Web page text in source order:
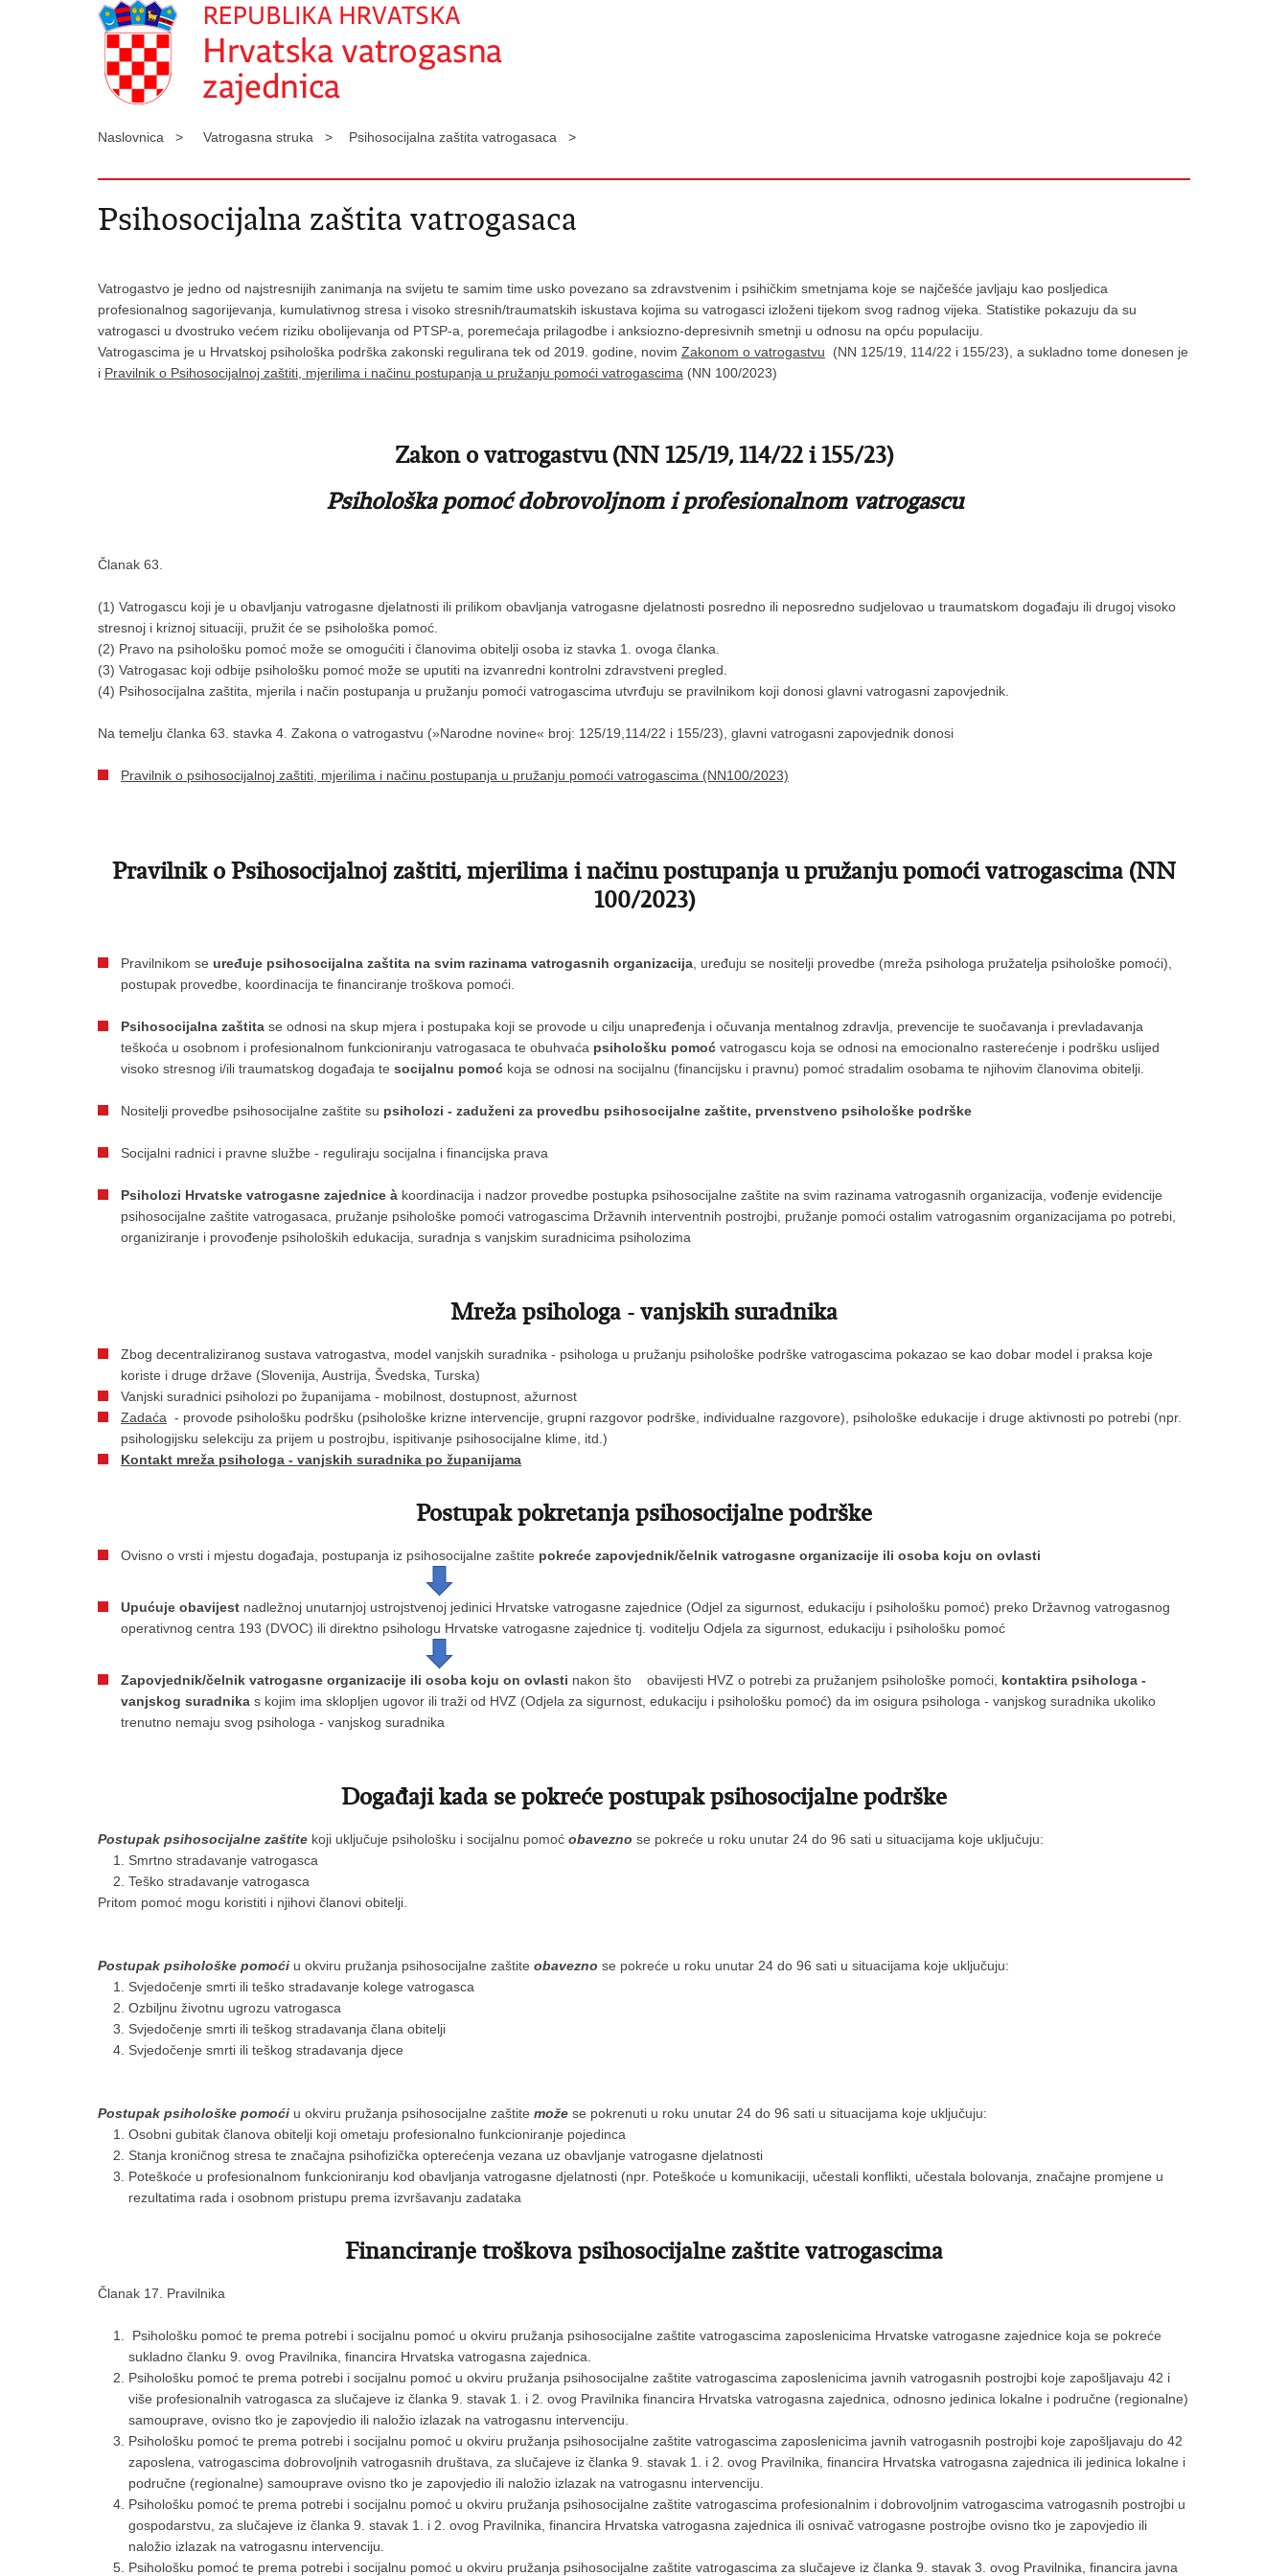
Naslovnica > Vatrogasna struka > Psihosocijalna zaštita vatrogasaca >
Psihosocijalna zaštita vatrogasaca
Vatrogastvo je jedno od najstresnijih zanimanja na svijetu te samim time usko povezano sa zdravstvenim i psihičkim smetnjama koje se najčešće javljaju kao posljedica
profesionalnog sagorijevanja, kumulativnog stresa i visoko stresnih/traumatskih iskustava kojima su vatrogasci izloženi tijekom svog radnog vijeka. Statistike pokazuju da su
vatrogasci u dvostruko većem riziku obolijevanja od PTSP-a, poremećaja prilagodbe i anksiozno-depresivnih smetnji u odnosu na opću populaciju.
Vatrogascima je u Hrvatskoj psihološka podrška zakonski regulirana tek od 2019. godine, novim Zakonom o vatrogastvu (NN 125/19, 114/22 i 155/23), a sukladno tome donesen je
i Pravilnik o Psihosocijalnoj zaštiti, mjerilima i načinu postupanja u pružanju pomoći vatrogascima (NN 100/2023)
Zakon o vatrogastvu (NN 125/19, 114/22 i 155/23)
Psihološka pomoć dobrovoljnom i profesionalnom vatrogascu
Članak 63.
(1) Vatrogascu koji je u obavljanju vatrogasne djelatnosti ili prilikom obavljanja vatrogasne djelatnosti posredno ili neposredno sudjelovao u traumatskom događaju ili drugoj visoko
stresnoj i kriznoj situaciji, pružit će se psihološka pomoć.
(2) Pravo na psihološku pomoć može se omogućiti i članovima obitelji osoba iz stavka 1. ovoga članka.
(3) Vatrogasac koji odbije psihološku pomoć može se uputiti na izvanredni kontrolni zdravstveni pregled.
(4) Psihosocijalna zaštita, mjerila i način postupanja u pružanju pomoći vatrogascima utvrđuju se pravilnikom koji donosi glavni vatrogasni zapovjednik.
Na temelju članka 63. stavka 4. Zakona o vatrogastvu (»Narodne novine« broj: 125/19,114/22 i 155/23), glavni vatrogasni zapovjednik donosi
Pravilnik o psihosocijalnoj zaštiti, mjerilima i načinu postupanja u pružanju pomoći vatrogascima (NN100/2023)
Pravilnik o Psihosocijalnoj zaštiti, mjerilima i načinu postupanja u pružanju pomoći vatrogascima (NN
100/2023)
Pravilnikom se uređuje psihosocijalna zaštita na svim razinama vatrogasnih organizacija , uređuju se nositelji provedbe (mreža psihologa pružatelja psihološke pomoći),
postupak provedbe, koordinacija te financiranje troškova pomoći.
Psihosocijalna zaštita se odnosi na skup mjera i postupaka koji se provode u cilju unapređenja i očuvanja mentalnog zdravlja, prevencije te suočavanja i prevladavanja
teškoća u osobnom i profesionalnom funkcioniranju vatrogasaca te obuhvaća psihološku pomoć vatrogascu koja se odnosi na emocionalno rasterećenje i podršku uslijed
visoko stresnog i/ili traumatskog događaja te socijalnu pomoć koja se odnosi na socijalnu (financijsku i pravnu) pomoć stradalim osobama te njihovim članovima obitelji.
Nositelji provedbe psihosocijalne zaštite su psiholozi - zaduženi za provedbu psihosocijalne zaštite, prvenstveno psihološke podrške
Socijalni radnici i pravne službe - reguliraju socijalna i financijska prava
Psiholozi Hrvatske vatrogasne zajednice à koordinacija i nadzor provedbe postupka psihosocijalne zaštite na svim razinama vatrogasnih organizacija, vođenje evidencije
psihosocijalne zaštite vatrogasaca, pružanje psihološke pomoći vatrogascima Državnih interventnih postrojbi, pružanje pomoći ostalim vatrogasnim organizacijama po potrebi,
organiziranje i provođenje psiholoških edukacija, suradnja s vanjskim suradnicima psiholozima
Mreža psihologa - vanjskih suradnika
Zbog decentraliziranog sustava vatrogastva, model vanjskih suradnika - psihologa u pružanju psihološke podrške vatrogascima pokazao se kao dobar model i praksa koje
koriste i druge države (Slovenija, Austrija, Švedska, Turska)
Vanjski suradnici psiholozi po županijama - mobilnost, dostupnost, ažurnost
Zadaća - provode psihološku podršku (psihološke krizne intervencije, grupni razgovor podrške, individualne razgovore), psihološke edukacije i druge aktivnosti po potrebi (npr.
psihologijsku selekciju za prijem u postrojbu, ispitivanje psihosocijalne klime, itd.)
Kontakt mreža psihologa - vanjskih suradnika po županijama
Postupak pokretanja psihosocijalne podrške
Ovisno o vrsti i mjestu događaja, postupanja iz psihosocijalne zaštite pokreće zapovjednik/čelnik vatrogasne organizacije ili osoba koju on ovlasti
Upućuje obavijest nadležnoj unutarnjoj ustrojstvenoj jedinici Hrvatske vatrogasne zajednice (Odjel za sigurnost, edukaciju i psihološku pomoć) preko Državnog vatrogasnog
operativnog centra 193 (DVOC) ili direktno psihologu Hrvatske vatrogasne zajednice tj. voditelju Odjela za sigurnost, edukaciju i psihološku pomoć
Zapovjednik/čelnik vatrogasne organizacije ili osoba koju on ovlasti nakon što obavijesti HVZ o potrebi za pružanjem psihološke pomoći, kontaktira psihologa -
vanjskog suradnika s kojim ima sklopljen ugovor ili traži od HVZ (Odjela za sigurnost, edukaciju i psihološku pomoć) da im osigura psihologa - vanjskog suradnika ukoliko
trenutno nemaju svog psihologa - vanjskog suradnika
Događaji kada se pokreće postupak psihosocijalne podrške
Postupak psihosocijalne zaštite koji uključuje psihološku i socijalnu pomoć obavezno se pokreće u roku unutar 24 do 96 sati u situacijama koje uključuju:
Smrtno stradavanje vatrogasca
Teško stradavanje vatrogasca
Pritom pomoć mogu koristiti i njihovi članovi obitelji.
Postupak psihološke pomoći u okviru pružanja psihosocijalne zaštite obavezno se pokreće u roku unutar 24 do 96 sati u situacijama koje uključuju:
Svjedočenje smrti ili teško stradavanje kolege vatrogasca
Ozbiljnu životnu ugrozu vatrogasca
Svjedočenje smrti ili teškog stradavanja člana obitelji
Svjedočenje smrti ili teškog stradavanja djece
Postupak psihološke pomoći u okviru pružanja psihosocijalne zaštite može se pokrenuti u roku unutar 24 do 96 sati u situacijama koje uključuju:
Osobni gubitak članova obitelji koji ometaju profesionalno funkcioniranje pojedinca
Stanja kroničnog stresa te značajna psihofizička opterećenja vezana uz obavljanje vatrogasne djelatnosti
Poteškoće u profesionalnom funkcioniranju kod obavljanja vatrogasne djelatnosti (npr. Poteškoće u komunikaciji, učestali konflikti, učestala bolovanja, značajne promjene u
rezultatima rada i osobnom pristupu prema izvršavanju zadataka
Financiranje troškova psihosocijalne zaštite vatrogascima
Članak 17. Pravilnika
Psihološku pomoć te prema potrebi i socijalnu pomoć u okviru pružanja psihosocijalne zaštite vatrogascima zaposlenicima Hrvatske vatrogasne zajednice koja se pokreće
sukladno članku 9. ovog Pravilnika, financira Hrvatska vatrogasna zajednica.
Psihološku pomoć te prema potrebi i socijalnu pomoć u okviru pružanja psihosocijalne zaštite vatrogascima zaposlenicima javnih vatrogasnih postrojbi koje zapošljavaju 42 i
više profesionalnih vatrogasca za slučajeve iz članka 9. stavak 1. i 2. ovog Pravilnika financira Hrvatska vatrogasna zajednica, odnosno jedinica lokalne i područne (regionalne)
samouprave, ovisno tko je zapovjedio ili naložio izlazak na vatrogasnu intervenciju.
Psihološku pomoć te prema potrebi i socijalnu pomoć u okviru pružanja psihosocijalne zaštite vatrogascima zaposlenicima javnih vatrogasnih postrojbi koje zapošljavaju do 42
zaposlena, vatrogascima dobrovoljnih vatrogasnih društava, za slučajeve iz članka 9. stavak 1. i 2. ovog Pravilnika, financira Hrvatska vatrogasna zajednica ili jedinica lokalne i
područne (regionalne) samouprave ovisno tko je zapovjedio ili naložio izlazak na vatrogasnu intervenciju.
Psihološku pomoć te prema potrebi i socijalnu pomoć u okviru pružanja psihosocijalne zaštite vatrogascima profesionalnim i dobrovoljnim vatrogascima vatrogasnih postrojbi u
gospodarstvu, za slučajeve iz članka 9. stavak 1. i 2. ovog Pravilnika, financira Hrvatska vatrogasna zajednica ili osnivač vatrogasne postrojbe ovisno tko je zapovjedio ili
naložio izlazak na vatrogasnu intervenciju.
Psihološku pomoć te prema potrebi i socijalnu pomoć u okviru pružanja psihosocijalne zaštite vatrogascima za slučajeve iz članka 9. stavak 3. ovog Pravilnika, financira javna